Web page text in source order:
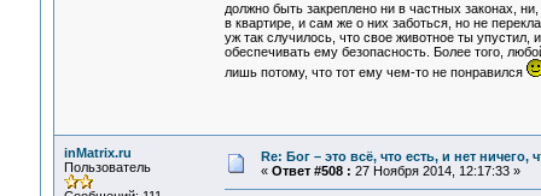
должно быть закреплено ни в частных законах,
в квартире, и сам же о них заботься, но не
уж так случилось, что свое животное ты упустил,
обеспечивать ему безопасность. Более того,
лишь потому, что тот ему чем-то не понравился
inMatrix.ru
Пользователь
Re: Бог – это всё, что есть, и нет
« Ответ #508 : 27 Ноября 2014, 12:17:33 »